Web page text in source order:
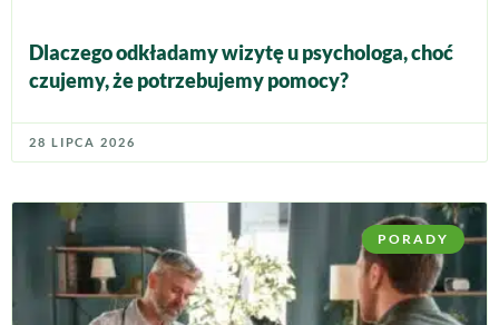
Dlaczego odkładamy wizytę u psychologa, choć
czujemy, że potrzebujemy pomocy?
28 LIPCA 2026
PORADY